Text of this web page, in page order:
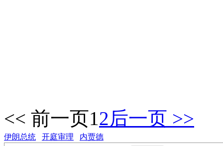
<< 前一页12后一页 >>
伊朗总统 开庭审理
内贾德